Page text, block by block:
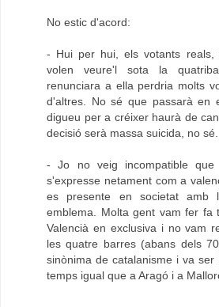
No estic d'acord:
- Hui per hui, els votants reals,
volen veure'l sota la
renunciara a ella perdria molts
d'altres. No sé que passarà en
digueu per a créixer haurà de
decisió serà massa suicida, no
- Jo no veig incompatible que
s'expresse netament com a
es presente en societat amb
emblema. Molta gent vam fer fa
Valencià en exclusiva i no vam
les quatre barres (abans dels
sinònima de catalanisme i va
temps igual que a Aragó i a